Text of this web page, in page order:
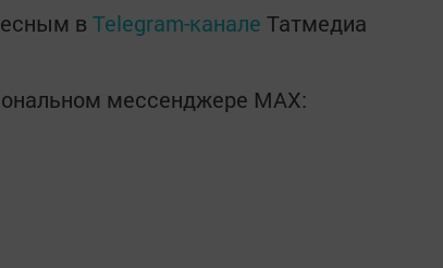
в Telegram-канале Татмедиа
мессенджере MАХ: